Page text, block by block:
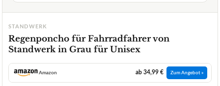
STANDWERK
Regenponcho für Fahrradfahrer von
Standwerk in Grau für Unisex
Amazon ab 34,99 € Zum Angebot »